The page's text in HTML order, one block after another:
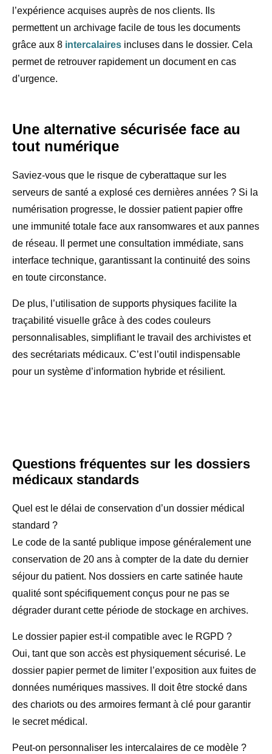
l’expérience acquises auprès de nos clients. Ils
permettent un archivage facile de tous les documents
grâce aux 8 intercalaires incluses dans le dossier. Cela
permet de retrouver rapidement un document en cas
d’urgence.
Une alternative sécurisée face au
tout numérique
Saviez-vous que le risque de cyberattaque sur les
serveurs de santé a explosé ces dernières années ? Si la
numérisation progresse, le dossier patient papier offre
une immunité totale face aux ransomwares et aux pannes
de réseau. Il permet une consultation immédiate, sans
interface technique, garantissant la continuité des soins
en toute circonstance.
De plus, l’utilisation de supports physiques facilite la
traçabilité visuelle grâce à des codes couleurs
personnalisables, simplifiant le travail des archivistes et
des secrétariats médicaux. C’est l’outil indispensable
pour un système d’information hybride et résilient.
Questions fréquentes sur les dossiers
médicaux standards
Quel est le délai de conservation d’un dossier médical
standard ?
Le code de la santé publique impose généralement une
conservation de 20 ans à compter de la date du dernier
séjour du patient. Nos dossiers en carte satinée haute
qualité sont spécifiquement conçus pour ne pas se
dégrader durant cette période de stockage en archives.
Le dossier papier est-il compatible avec le RGPD ?
Oui, tant que son accès est physiquement sécurisé. Le
dossier papier permet de limiter l’exposition aux fuites de
données numériques massives. Il doit être stocké dans
des chariots ou des armoires fermant à clé pour garantir
le secret médical .
Peut-on personnaliser les intercalaires de ce modèle ?